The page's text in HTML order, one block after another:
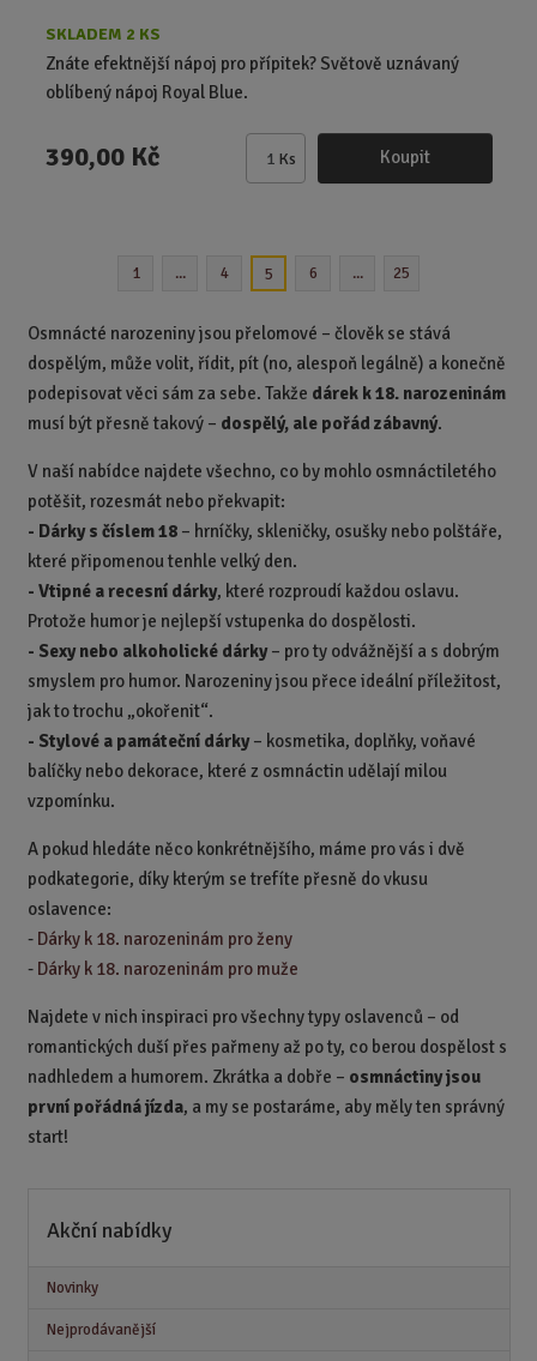
SKLADEM 2 KS
Znáte efektnější nápoj pro přípitek? Světově uznávaný
oblíbený nápoj Royal Blue.
390,00 Kč
Z
p
t
Ks Koupit
1 ... 4 5 6 ... 25
Osmnácté narozeniny jsou přelomové – člověk se stává
dospělým, může volit, řídit, pít (no, alespoň legálně) a konečně
podepisovat věci sám za sebe. Takže dárek k 18. narozeninám
musí být přesně takový – dospělý, ale pořád zábavný.
V naší nabídce najdete všechno, co by mohlo osmnáctiletého
potěšit, rozesmát nebo překvapit:
- Dárky s číslem 18– hrníčky, skleničky, osušky nebo polštáře,
které připomenou tenhle velký den.
- Vtipné a recesní dárky, které rozproudí každou oslavu.
Protože humor je nejlepší vstupenka do dospělosti.
- Sexy nebo alkoholické dárky– pro ty odvážnější a s dobrým
smyslem pro humor. Narozeniny jsou přece ideální příležitost,
jak to trochu „okořenit“.
- Stylové a památeční dárky– kosmetika, doplňky, voňavé
balíčky nebo dekorace, které z osmnáctin udělají milou
vzpomínku.
A pokud hledáte něco konkrétnějšího, máme pro vás i dvě
podkategorie, díky kterým se trefíte přesně do vkusu
oslavence:
- Dárky k 18. narozeninám pro ženy
- Dárky k 18. narozeninám pro muže
Najdete v nich inspiraci pro všechny typy oslavenců – od
romantických duší přes pařmeny až po ty, co berou dospělost s
nadhledem a humorem. Zkrátka a dobře – osmnáctiny jsou
první pořádná jízda, a my se postaráme, aby měly ten správný
start!
Akční nabídky
Novinky
Nejprodávanější